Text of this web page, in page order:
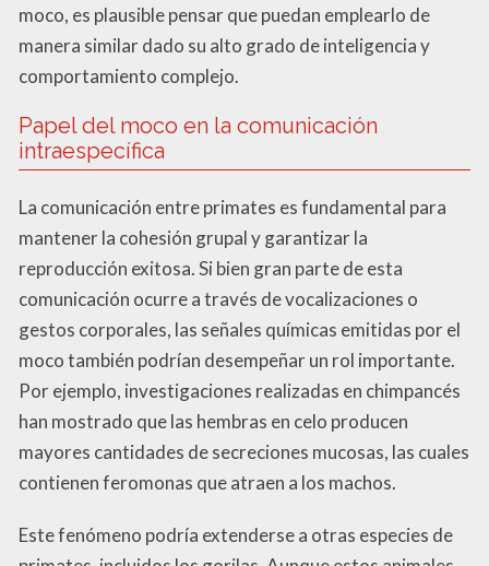
moco, es plausible pensar que puedan emplearlo de
manera similar dado su alto grado de inteligencia y
comportamiento complejo.
Papel del moco en la comunicación
intraespecífica
La comunicación entre primates es fundamental para
mantener la cohesión grupal y garantizar la
reproducción exitosa. Si bien gran parte de esta
comunicación ocurre a través de vocalizaciones o
gestos corporales, las señales químicas emitidas por el
moco también podrían desempeñar un rol importante.
Por ejemplo, investigaciones realizadas en chimpancés
han mostrado que las hembras en celo producen
mayores cantidades de secreciones mucosas, las cuales
contienen feromonas que atraen a los machos.
Este fenómeno podría extenderse a otras especies de